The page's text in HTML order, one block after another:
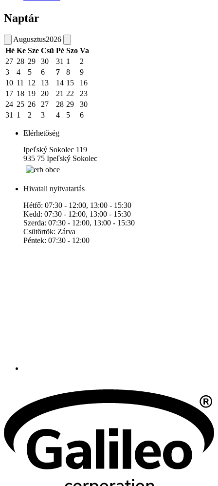
Naptár
Augusztus2026
Hé Ke Sze Csü Pé Szo Va
27 28 29 30 31 1
2
3
4 5 6 7 8
9
10 11 12 13 14 15
16
17 18 19 20 21 22
23
24 25 26 27 28 29
30
31
1 2 3 4 5 6
Elérhetőség
Ipeľský Sokolec 119
935 75 Ipeľský Sokolec
Hivatali nyitvatartás
Hétfő: 07:30 - 12:00, 13:00 - 15:30
Kedd: 07:30 - 12:00, 13:00 - 15:30
Szerda: 07:30 - 12:00, 13:00 - 15:30
Csütörtök: Zárva
Péntek: 07:30 - 12:00